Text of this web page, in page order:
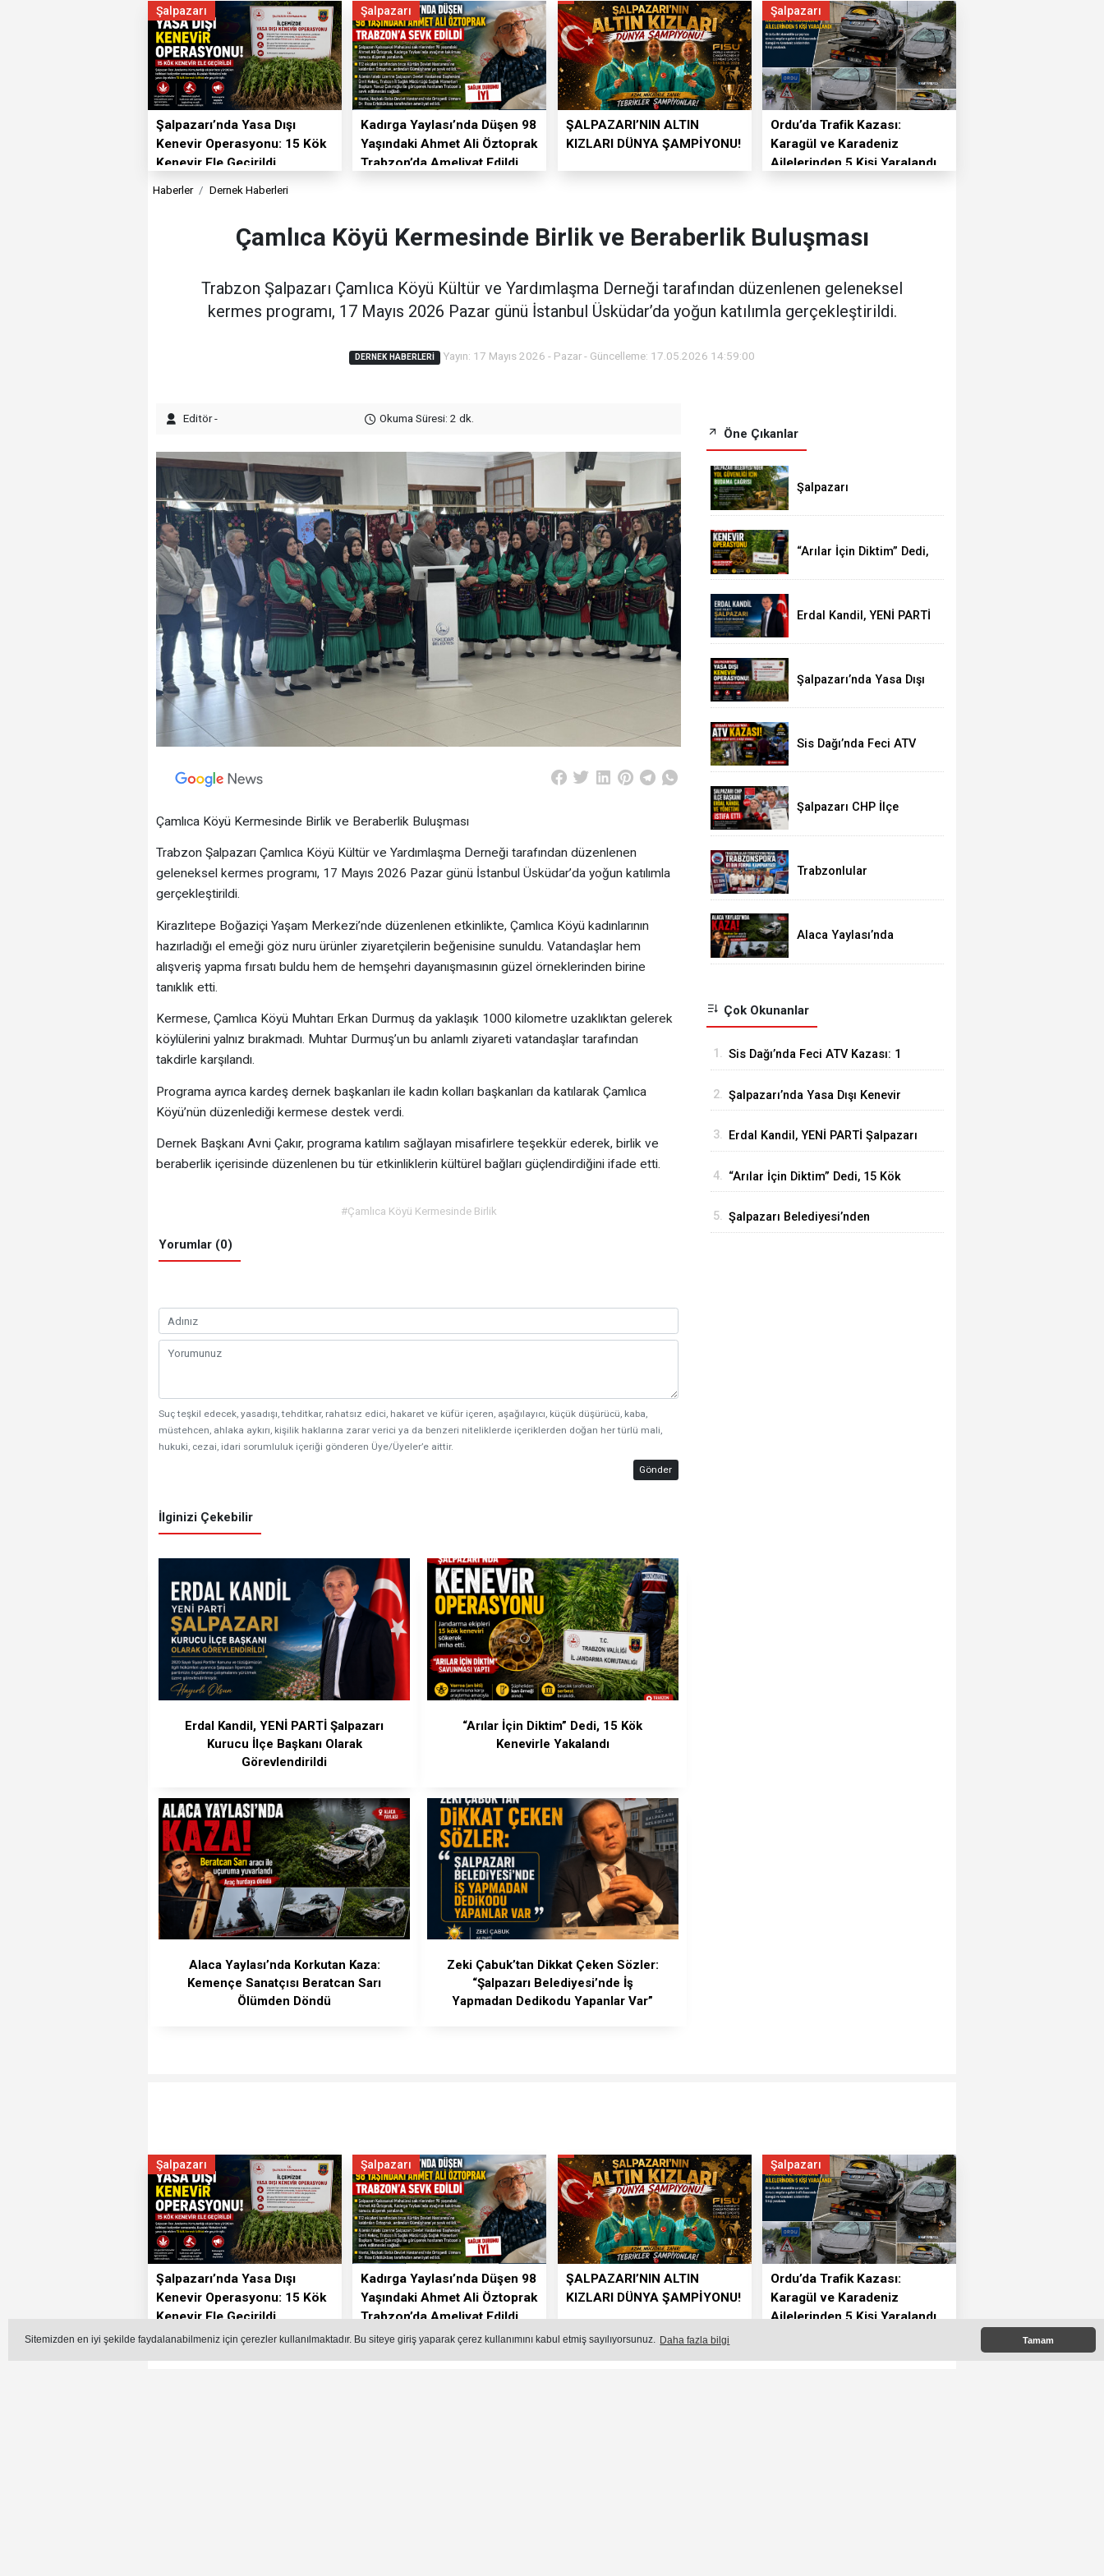
Sitemizden en iyi şekilde faydalanabilmeniz için çerezler kullanılmaktadır. Bu siteye giriş yaparak çerez kullanımını kabul etmiş sayılıyorsunuz. Daha fazla bilgi Tamam
Şalpazarı
Şalpazarı’nda Yasa Dışı
Kenevir Operasyonu: 15 Kök
Kenevir Ele Geçirildi
Şalpazarı
Kadırga Yaylası’nda Düşen 98
Yaşındaki Ahmet Ali Öztoprak
Trabzon’da Ameliyat Edildi
ŞALPAZARI’NIN ALTIN
KIZLARI DÜNYA ŞAMPİYONU!
Şalpazarı
Ordu’da Trafik Kazası:
Karagül ve Karadeniz
Ailelerinden 5 Kişi Yaralandı
Haberler Dernek Haberleri
Çamlıca Köyü Kermesinde Birlik ve Beraberlik Buluşması
Trabzon Şalpazarı Çamlıca Köyü Kültür ve Yardımlaşma Derneği tarafından düzenlenen geleneksel
kermes programı, 17 Mayıs 2026 Pazar günü İstanbul Üsküdar’da yoğun katılımla gerçekleştirildi.
DERNEK HABERLERI Yayın: 17 Mayıs 2026 - Pazar - Güncelleme: 17.05.2026 14:59:00
Editör - Okuma Süresi: 2 dk.
Çamlıca Köyü Kermesinde Birlik ve Beraberlik Buluşması
Trabzon Şalpazarı Çamlıca Köyü Kültür ve Yardımlaşma Derneği tarafından düzenlenen
geleneksel kermes programı, 17 Mayıs 2026 Pazar günü İstanbul Üsküdar’da yoğun katılımla
gerçekleştirildi.
Kirazlıtepe Boğaziçi Yaşam Merkezi’nde düzenlenen etkinlikte, Çamlıca Köyü kadınlarının
hazırladığı el emeği göz nuru ürünler ziyaretçilerin beğenisine sunuldu. Vatandaşlar hem
alışveriş yapma fırsatı buldu hem de hemşehri dayanışmasının güzel örneklerinden birine
tanıklık etti.
Kermese, Çamlıca Köyü Muhtarı Erkan Durmuş da yaklaşık 1000 kilometre uzaklıktan gelerek
köylülerini yalnız bırakmadı. Muhtar Durmuş’un bu anlamlı ziyareti vatandaşlar tarafından
takdirle karşılandı.
Programa ayrıca kardeş dernek başkanları ile kadın kolları başkanları da katılarak Çamlıca
Köyü’nün düzenlediği kermese destek verdi.
Dernek Başkanı Avni Çakır, programa katılım sağlayan misafirlere teşekkür ederek, birlik ve
beraberlik içerisinde düzenlenen bu tür etkinliklerin kültürel bağları güçlendirdiğini ifade etti.
#Çamlıca Köyü Kermesinde Birlik
Yorumlar (0)
Suç teşkil edecek, yasadışı, tehditkar, rahatsız edici, hakaret ve küfür içeren, aşağılayıcı, küçük düşürücü, kaba,
müstehcen, ahlaka aykırı, kişilik haklarına zarar verici ya da benzeri niteliklerde içeriklerden doğan her türlü mali,
hukuki, cezai, idari sorumluluk içeriği gönderen Üye/Üyeler’e aittir.
Gönder
İlginizi Çekebilir
Erdal Kandil, YENİ PARTİ Şalpazarı
Kurucu İlçe Başkanı Olarak
Görevlendirildi
“Arılar İçin Diktim” Dedi, 15 Kök
Kenevirle Yakalandı
Alaca Yaylası’nda Korkutan Kaza:
Kemençe Sanatçısı Beratcan Sarı
Ölümden Döndü
Zeki Çabuk’tan Dikkat Çeken Sözler:
“Şalpazarı Belediyesi’nde İş
Yapmadan Dedikodu Yapanlar Var”
Öne Çıkanlar
Şalpazarı
Vatandaşlara Yol
“Arılar İçin Diktim” Dedi,
Yakalandı
Erdal Kandil, YENİ PARTİ
Başkanı Olarak
Şalpazarı’nda Yasa Dışı
Kök Kenevir Ele Geçirildi
Sis Dağı’nda Feci ATV
Kaybetti, 2 Yaralı
Şalpazarı CHP İlçe
Yönetimi İstifa Etti
Trabzonlular
Trabzonspor’a 61 Bin
Alaca Yaylası’nda
Sanatçısı Beratcan Sarı
Çok Okunanlar
1. Sis Dağı’nda Feci ATV Kazası: 1
2. Şalpazarı’nda Yasa Dışı Kenevir
Geçirildi
3. Erdal Kandil, YENİ PARTİ Şalpazarı
Görevlendirildi
4. “Arılar İçin Diktim” Dedi, 15 Kök
5. Şalpazarı Belediyesi’nden
Şalpazarı
Şalpazarı’nda Yasa Dışı
Kenevir Operasyonu: 15 Kök
Kenevir Ele Geçirildi
Şalpazarı
Kadırga Yaylası’nda Düşen 98
Yaşındaki Ahmet Ali Öztoprak
Trabzon’da Ameliyat Edildi
ŞALPAZARI’NIN ALTIN
KIZLARI DÜNYA ŞAMPİYONU!
Şalpazarı
Ordu’da Trafik Kazası:
Karagül ve Karadeniz
Ailelerinden 5 Kişi Yaralandı
Haberler Siyaset